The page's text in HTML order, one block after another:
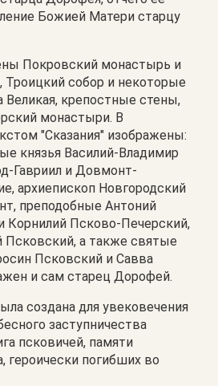
Божией Матери старцу
Покровский монастырь и
Троицкий собор и некоторые
Великая, крепостные стены,
монастыри. В
"Сказания" изображены:
князья Василий-Владимир
Гавриил и Довмонт-
архиепископ Новгородский
преподобные Антоний
Корнилий Псково-Печерский,
а также святые
Псковский и Савва
и сам старец Дорофей.
создана для увековечения
заступничества
псковичей, памяти
героически погибших во